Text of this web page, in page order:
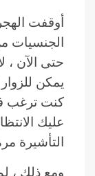
أوقفت
حتى الآن ،
يمكن
كنت ترغب
عليك
التأشيرة
ومع ذلك ،